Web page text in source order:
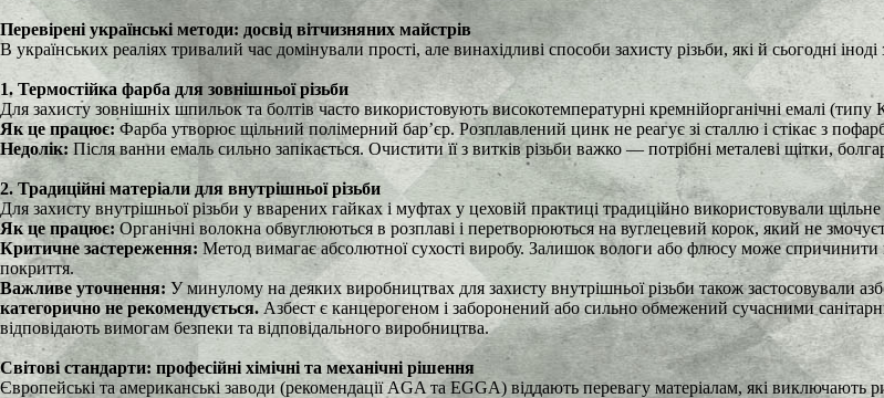
Перевірені українські методи: досвід вітчизняних майстрів
В українських реаліях тривалий час домінували прості, але винахідливі способи захисту різьби, які й сьогодні
1. Термостійка фарба для зовнішньої різьби
Для захисту зовнішніх шпильок та болтів часто використовують високотемпературні кремнійорганічні емалі
Як це працює: Фарба утворює щільний полімерний бар’єр. Розплавлений цинк не реагує зі сталлю і стікає з
Недолік:Після ванни емаль сильно запікається. Очистити її з витків різьби важко — потрібні металеві щітки,
2. Традиційні матеріали для внутрішньої різьби
Для захисту внутрішньої різьби у вварених гайках і муфтах у цеховій практиці традиційно використовували
Як це працює:Органічні волокна обвуглюються в розплаві і перетворюються на вуглецевий корок, який не
Критичне застереження: Метод вимагає абсолютної сухості виробу. Залишок вологи або флюсу може
покриття.
Важливе уточнення: У минулому на деяких виробництвах для захисту внутрішньої різьби також застосовували
категорично не рекомендується. Азбест є канцерогеном і заборонений або сильно обмежений сучасними
відповідають вимогам безпеки та відповідального виробництва.
Світові стандарти: професійні хімічні та механічні рішення
Європейські та американські заводи (рекомендації AGA та EGGA) віддають перевагу матеріалам, які виключають